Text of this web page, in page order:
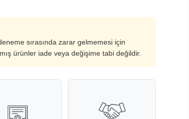
sırasında zarar gelmemesi için
ürünler iade veya değişime tabi değildir.